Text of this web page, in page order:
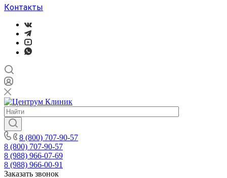
Контакты
8 (800) 707-90-57
8 (800) 707-90-57
8 (988) 966-07-69
8 (988) 966-00-91
Заказать звонок